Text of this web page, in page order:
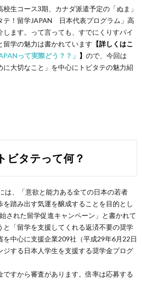
生コース3期、カナダ派遣予定の「ぬま」
テ！留学JAPAN 日本代表プログラム」高
します。って言っても、すでにくりすパイ
留学の魅力は書かれています 【詳しくはこ
って実際どう？？」 】 ので、今回は
に大切なこと」を中心にトビタテの魅力紹
ビタテって何？
は、「意欲と能力ある全ての日本の若者
を踏み出す気運を醸成することを目的とし
された留学促進キャンペーン」と書かれて
と「留学を支援してくれる返済不要の奨学
を中心に支援企業209社（平成29年6月22日
ジする日本人学生を支援する奨学金プログ
ですから審査があります。倍率は応募する